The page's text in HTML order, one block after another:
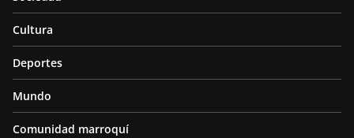
Cultura
Deportes
Mundo
Comunidad marroquí